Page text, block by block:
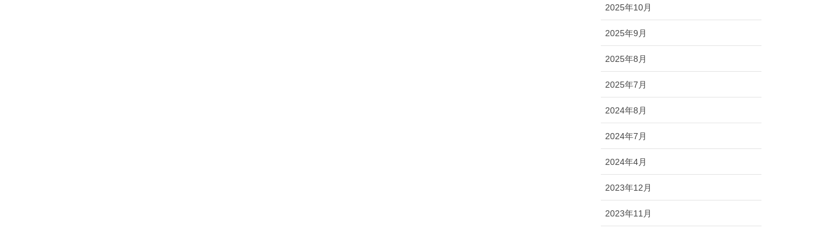
2025年10月
2025年9月
2025年8月
2025年7月
2024年8月
2024年7月
2024年4月
2023年12月
2023年11月